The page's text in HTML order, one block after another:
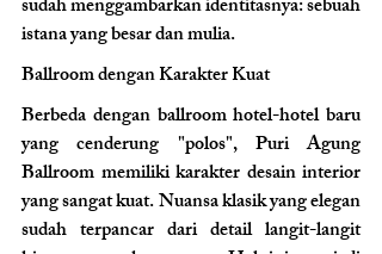
sudah menggambarkan identitasnya: sebuah
istana yang besar dan mulia.
Ballroom dengan Karakter Kuat
Berbeda dengan ballroom hotel-hotel baru
yang cenderung "polos", Puri Agung
Ballroom memiliki karakter desain interior
yang sangat kuat. Nuansa klasik yang elegan
sudah terpancar dari detail langit-langit